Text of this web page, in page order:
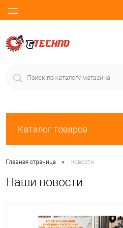
Каталог товаров
Главная страница • Новости
Наши новости